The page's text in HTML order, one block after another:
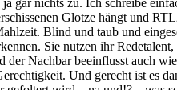
Glotze hängt und
Blind und taub und
Sie nutzen ihr
Nachbar beeinflusst auch
Und gerecht ist es